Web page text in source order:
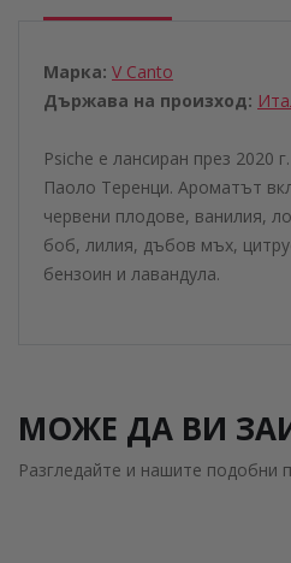
Марка: V Canto
Държава на произход:
Psiche е лансиран през 2020
Паоло Теренци. Ароматът
червени плодове, ванилия,
боб, лилия, дъбов мъх,
бензоин и лавандула.
МОЖЕ ДА ВИ
Разгледайте и нашите подобни